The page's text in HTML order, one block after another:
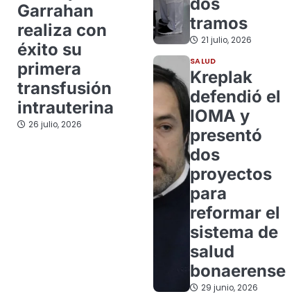
Garrahan
realiza con
éxito su
primera
transfusión
intrauterina
26 julio, 2026
tramos
21 julio, 2026
SALUD
Kreplak
defendió el
IOMA y
presentó
dos
proyectos
para
reformar el
sistema de
salud
bonaerense
29 junio, 2026